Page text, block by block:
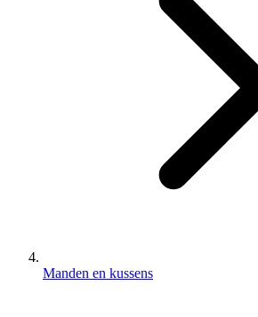
Manden en kussens